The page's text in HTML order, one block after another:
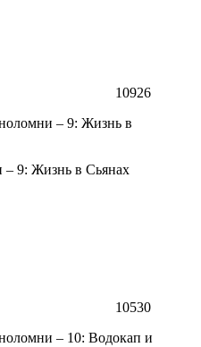
10926
– 9: Жизнь в Сьянах
10530